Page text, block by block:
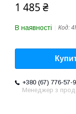
1 485 ₴
В наявності Код:
+380 (67) 776-57-
Менеджер з